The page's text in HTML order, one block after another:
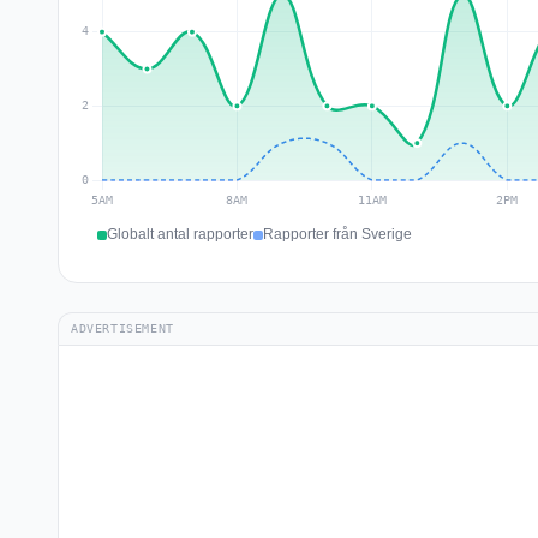
Globalt antal rapporter Rapporter från Sverige
ADVERTISEMENT